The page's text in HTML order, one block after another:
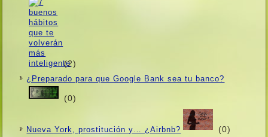
(2)
¿Preparado para que Google Bank sea tu banco?
(0)
Nueva York, prostitución y… ¿Airbnb? (0)